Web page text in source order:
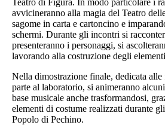
Teatro di Figura. In modo particolare i
avvicineranno alla magia del Teatro
sagome in carta e cartoncino e
schermi. Durante gli incontri si
presenteranno i personaggi, si
lavorando alla costruzione degli
Nella dimostrazione finale, dedicata
parte al laboratorio, si animeranno
base musicale anche trasformandosi,
elementi di costume realizzati durante
Popolo di Pechino.